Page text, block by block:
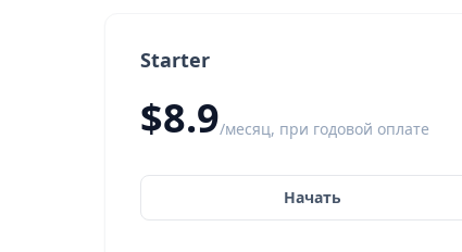
Starter
$8.9/месяц, при годовой оплате
Начать